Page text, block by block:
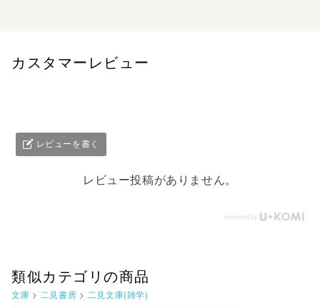
カスタマーレビュー
レビューを書く
レビュー投稿がありません。
類似カテゴリの商品
文庫 > 二見書房 > 二見文庫(雑学)